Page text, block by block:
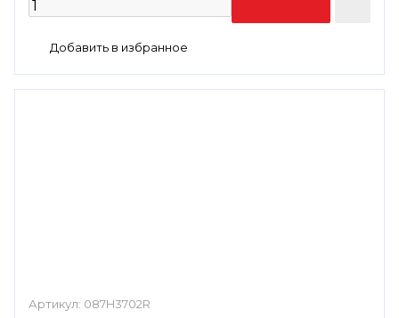
Артикул: 087H3702R